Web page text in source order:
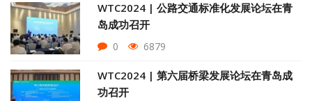
WTC2024 | 公路交通标准化发展论坛在青
岛成功召开
0 6879
WTC2024 | 第六届桥梁发展论坛在青岛成
功召开